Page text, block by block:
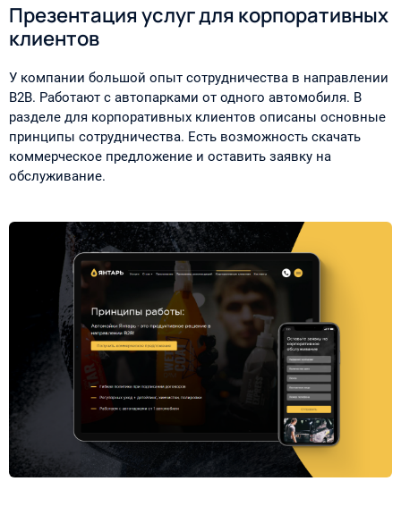
Презентация услуг для корпоративных
клиентов
У компании большой опыт сотрудничества в направлении
B2B. Работают с автопарками от одного автомобиля. В
разделе для корпоративных клиентов описаны основные
принципы сотрудничества. Есть возможность скачать
коммерческое предложение и оставить заявку на
обслуживание.